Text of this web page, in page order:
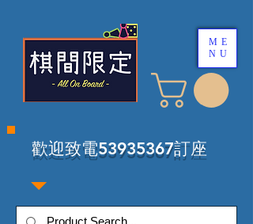
​歡迎致電53935367訂座
ME
NU